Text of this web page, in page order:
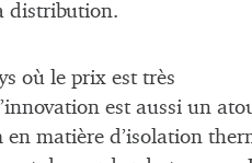
distribution.
où le prix est très
est aussi un
en matière d’isolation